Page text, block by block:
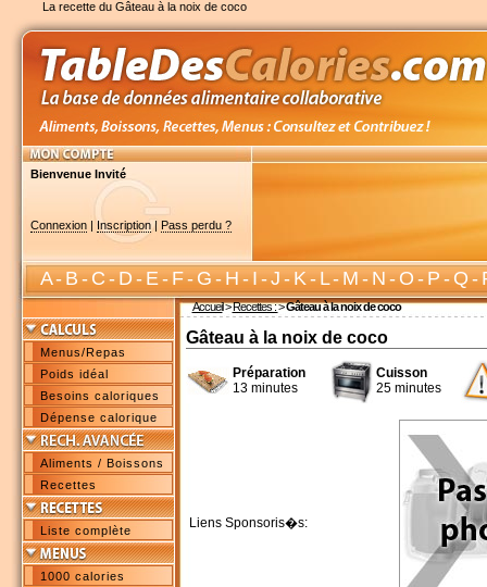
La recette du Gâteau à la noix de coco
Bienvenue Invité
Connexion| Inscription| Pass perdu ?
A-B-C-D-E-F-G-H-I-J-K-L-M-N-O-P-Q-
Accueil>Recettes :>Gâteau à la noix de coco
Menus/Repas
Poids idéal
Besoins caloriques
Dépense calorique
Aliments / Boissons
Recettes
Liste complète
1000 calories
Gâteau à la noix de coco
Préparation
13 minutes
Cuisson
25 minutes
Liens Sponsoris�s: